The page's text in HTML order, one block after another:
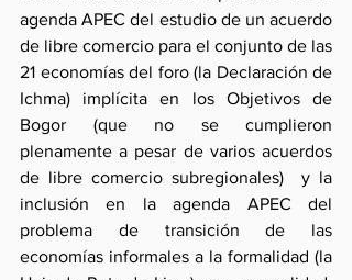
agenda APEC del estudio de un acuerdo
de libre comercio para el conjunto de las
21 economías del foro (la Declaración de
Ichma) implícita en los Objetivos de
Bogor (que no se cumplieron
plenamente a pesar de varios acuerdos
de libre comercio subregionales)  y la
inclusión en la agenda APEC del
problema de transición de las
economías informales a la formalidad (la